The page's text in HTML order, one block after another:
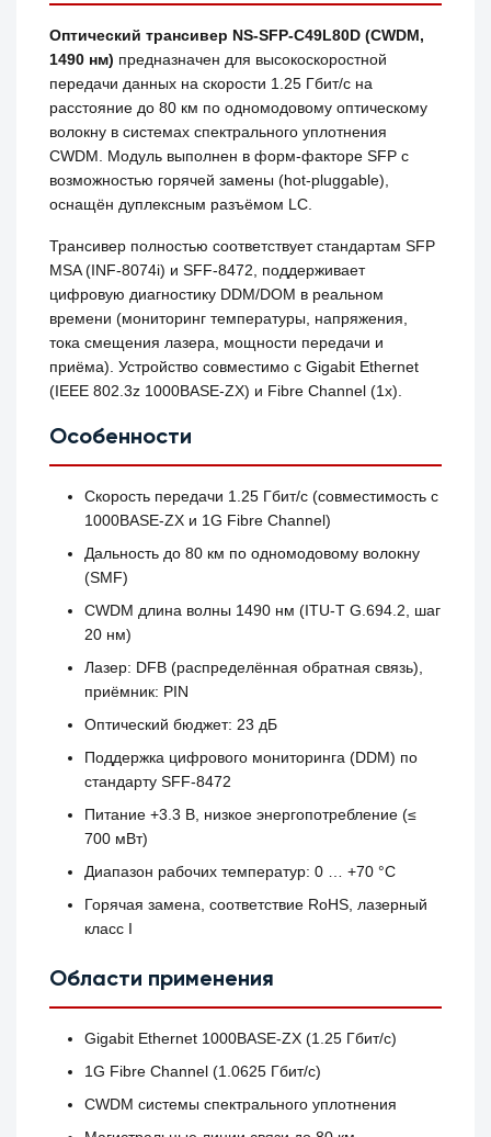
Оптический трансивер NS-SFP-C49L80D (CWDM,
1490 нм) предназначен для высокоскоростной
передачи данных на скорости 1.25 Гбит/с на
расстояние до 80 км по одномодовому оптическому
волокну в системах спектрального уплотнения
CWDM. Модуль выполнен в форм-факторе SFP с
возможностью горячей замены (hot‑pluggable),
оснащён дуплексным разъёмом LC.
Трансивер полностью соответствует стандартам SFP
MSA (INF‑8074i) и SFF‑8472, поддерживает
цифровую диагностику DDM/DOM в реальном
времени (мониторинг температуры, напряжения,
тока смещения лазера, мощности передачи и
приёма). Устройство совместимо с Gigabit Ethernet
(IEEE 802.3z 1000BASE‑ZX) и Fibre Channel (1x).
Особенности
Скорость передачи 1.25 Гбит/с (совместимость с
1000BASE‑ZX и 1G Fibre Channel)
Дальность до 80 км по одномодовому волокну
(SMF)
CWDM длина волны 1490 нм (ITU‑T G.694.2, шаг
20 нм)
Лазер: DFB (распределённая обратная связь),
приёмник: PIN
Оптический бюджет: 23 дБ
Поддержка цифрового мониторинга (DDM) по
стандарту SFF‑8472
Питание +3.3 В, низкое энергопотребление (≤
700 мВт)
Диапазон рабочих температур: 0 … +70 °C
Горячая замена, соответствие RoHS, лазерный
класс I
Области применения
Gigabit Ethernet 1000BASE‑ZX (1.25 Гбит/с)
1G Fibre Channel (1.0625 Гбит/с)
CWDM системы спектрального уплотнения